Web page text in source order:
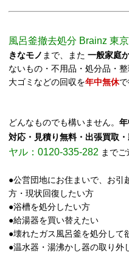
風呂釜撤去処分 Brainz 東
きなモノ まで、また 一般家庭
ないもの・不用品・処分品・
大ゴミなどの回収を年中無休で
どんなものでも構いません。
対応・見積り無料・出張買取
ヤル：0120-335-282 までご
●公営団地にお住まいで、お引
方・現状回復したい方
●浴槽を処分したい方
●給湯器を買い替えたい
●壊れたガス風呂釜を処分して
●温水器・湯沸かし器の取り外